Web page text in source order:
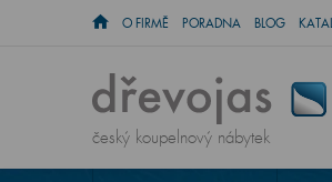
O FIRMĚ PORADNA BLOG
český koupelnový nábytek